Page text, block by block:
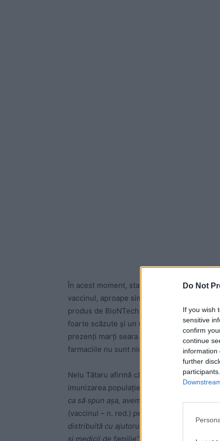
Do Not
If you wish
sensitive
confirm
continue
information
further
În acest moment, statul român nu are, prin
vaccinul, aproape simultan, unui număr
produs de BioNTech și Pfizer, serul
foarte scăzute și un rapel (a doua doză)
prezenți marți seara la Realitatea TV au
farmaciile nu sunt nici pregătiți, nici dotați
Nelu Tătaru afirmă că se pregătește acum
imunizarea populației:
“În această
ca să spun așa, avem oameni care
(vaccinul – n. red.) pentru personalul
distribuită cu ajutorul unor anumite
și medicii de familie”.